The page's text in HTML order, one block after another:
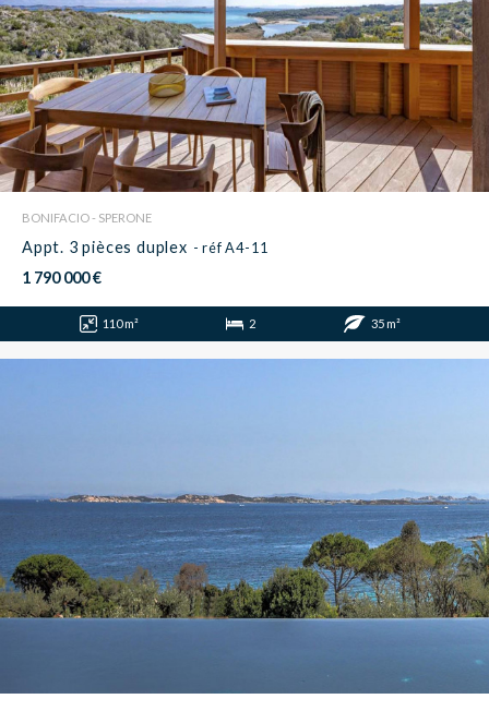
BONIFACIO - SPERONE
Appt. 3 pièces duplex - réf A4-11
1 790 000 €
110 m² 2 35 m²